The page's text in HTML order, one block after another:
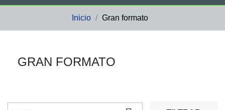
Inicio Gran formato
GRAN FORMATO